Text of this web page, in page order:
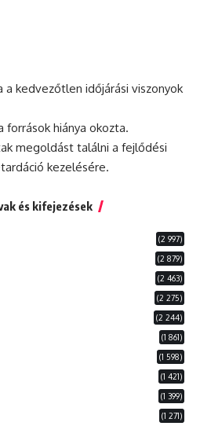
a kedvezőtlen időjárási viszonyok
források hiánya okozta.
megoldást találni a fejlődési
kezelésére.
és kifejezések
(2 997)
(2 879)
(2 463)
(2 275)
(2 244)
(1 861)
(1 598)
(1 421)
(1 399)
(1 271)